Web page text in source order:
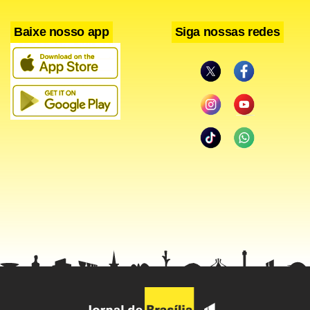
mantendo vazões nos rios”, afirma Segamarchi.
É justamente esse “fluxo contínuo” da água na reserva
Baixe nosso app Siga nossas redes